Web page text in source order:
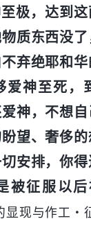
极，达到这
质东西没
弃绝耶和
爱神至死，
神，不想
望、奢侈
安排，你
被征服以后
显现与作工